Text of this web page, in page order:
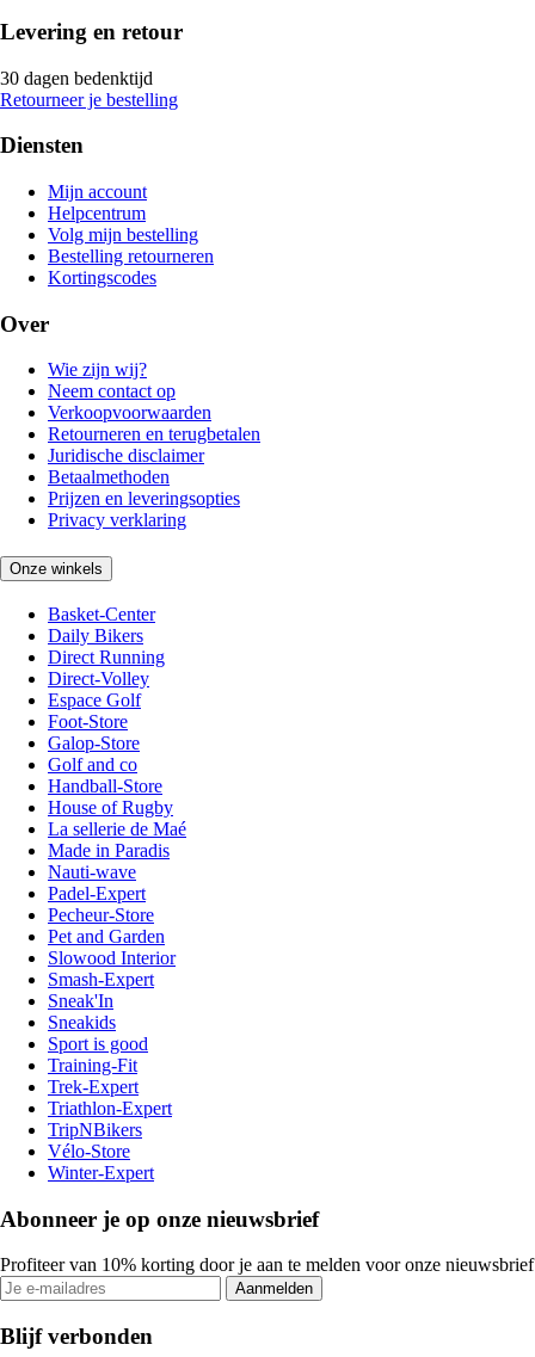
Levering en retour
30 dagen bedenktijd
Retourneer je bestelling
Diensten
Mijn account
Helpcentrum
Volg mijn bestelling
Bestelling retourneren
Kortingscodes
Over
Wie zijn wij?
Neem contact op
Verkoopvoorwaarden
Retourneren en terugbetalen
Juridische disclaimer
Betaalmethoden
Prijzen en leveringsopties
Privacy verklaring
Onze winkels
Basket-Center
Daily Bikers
Direct Running
Direct-Volley
Espace Golf
Foot-Store
Galop-Store
Golf and co
Handball-Store
House of Rugby
La sellerie de Maé
Made in Paradis
Nauti-wave
Padel-Expert
Pecheur-Store
Pet and Garden
Slowood Interior
Smash-Expert
Sneak'In
Sneakids
Sport is good
Training-Fit
Trek-Expert
Triathlon-Expert
TripNBikers
Vélo-Store
Winter-Expert
Abonneer je op onze nieuwsbrief
Profiteer van 10% korting door je aan te melden voor onze nieuwsbrief
Aanmelden
Blijf verbonden